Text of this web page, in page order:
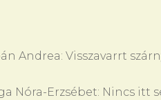
Andrea: Visszavarrt
Nóra-Erzsébet: Nincs itt